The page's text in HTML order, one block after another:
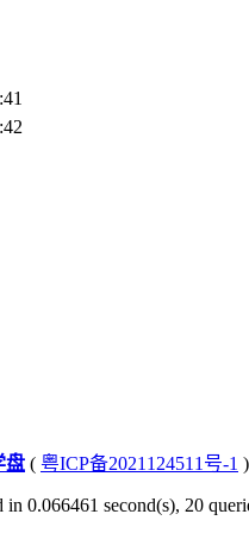
盘 ( 粤ICP备2021124511号-1 )
in 0.066461 second(s), 20